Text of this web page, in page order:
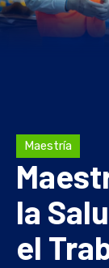
Maestría
la
el